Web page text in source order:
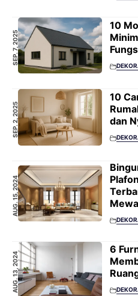
SEP. 7, 2025
10
SEP. 2, 2025
10
dan
AUG. 15, 2024
AUG. 13, 2024
6